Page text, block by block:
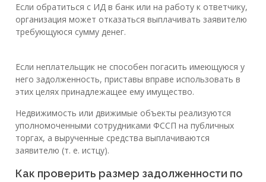
Если обратиться с ИД в банк или на работу к ответчику,
организация может отказаться выплачивать заявителю
требующуюся сумму денег.
Если неплательщик не способен погасить имеющуюся у
него задолженность, приставы вправе использовать в
этих целях принадлежащее ему имущество.
Недвижимость или движимые объекты реализуются
уполномоченными сотрудниками ФССП на публичных
торгах, а вырученные средства выплачиваются
заявителю (т. е. истцу).
Как проверить размер задолженности по